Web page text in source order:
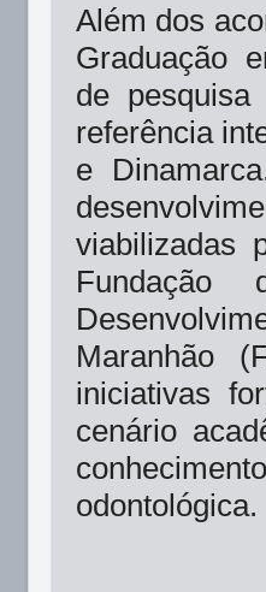
Além dos
Graduação
de
referência
e
viabilizadas
Maranhão
iniciativas
cenário
odontológica.